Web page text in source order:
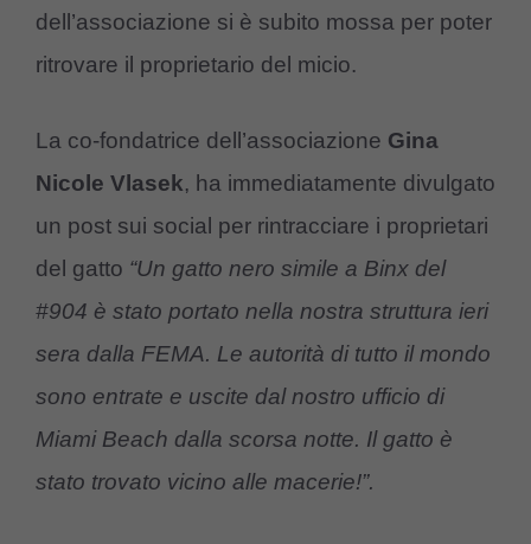
dell’associazione si è subito mossa per poter
ritrovare il proprietario del micio.
La co-fondatrice dell’associazione Gina
Nicole Vlasek, ha immediatamente divulgato
un post sui social per rintracciare i proprietari
del gatto “Un gatto nero simile a Binx del
#904 è stato portato nella nostra struttura ieri
sera dalla FEMA. Le autorità di tutto il mondo
sono entrate e uscite dal nostro ufficio di
Miami Beach dalla scorsa notte. Il gatto è
stato trovato vicino alle macerie!”.